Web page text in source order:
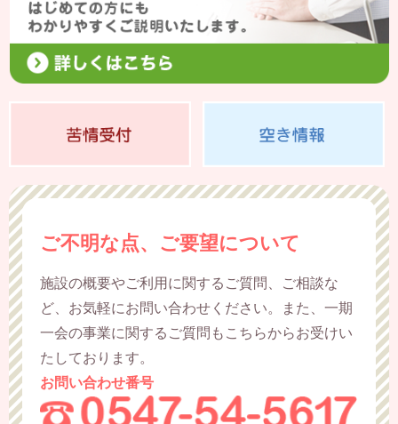
ご不明な点、ご要望について
施設の概要やご利用に関するご質問、ご相談な
ど、お気軽にお問い合わせください。また、一期
一会の事業に関するご質問もこちらからお受けい
たしております。
お問い合わせ番号